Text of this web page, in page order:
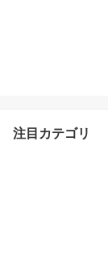
注目カテゴリ